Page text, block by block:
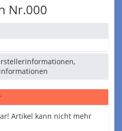
Nr.000
Artikel kann nicht mehr